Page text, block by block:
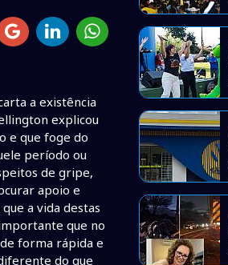
a existência
explicou
e que foge do
período ou
de gripe,
apoio e
a vida destas
que no
forma rápida e
do que